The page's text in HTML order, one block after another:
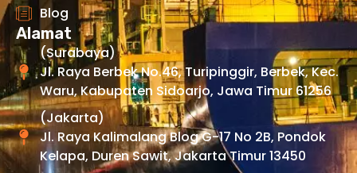
Blog
Alamat
(Surabaya)
Jl. Raya Berbek No.46, Turipinggir, Berbek, Kec.
Waru, Kabupaten Sidoarjo, Jawa Timur 61256
(Jakarta)
Jl. Raya Kalimalang Blog G-17 No 2B, Pondok
Kelapa, Duren Sawit, Jakarta Timur 13450